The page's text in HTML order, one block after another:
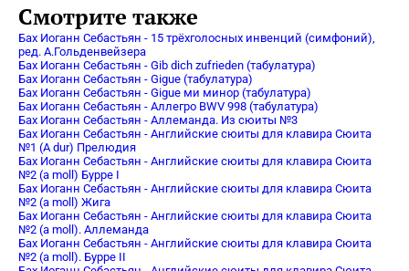
Смотрите также
Бах Иоганн Себастьян - 15 трёхголосных инвенций (симфоний),
ред. А.Гольденвейзера
Бах Иоганн Себастьян - Gib dich zufrieden (табулатура)
Бах Иоганн Себастьян - Gigue (табулатура)
Бах Иоганн Себастьян - Gigue ми минор (табулатура)
Бах Иоганн Себастьян - Аллегро BWV 998 (табулатура)
Бах Иоганн Себастьян - Аллеманда. Из сюиты №3
Бах Иоганн Себастьян - Английские сюиты для клавира Сюита
№1 (A dur) Прелюдия
Бах Иоганн Себастьян - Английские сюиты для клавира Сюита
№2 (a moll) Бурре I
Бах Иоганн Себастьян - Английские сюиты для клавира Сюита
№2 (a moll) Жига
Бах Иоганн Себастьян - Английские сюиты для клавира Сюита
№2 (a moll). Аллеманда
Бах Иоганн Себастьян - Английские сюиты для клавира Сюита
№2 (a moll). Бурре II